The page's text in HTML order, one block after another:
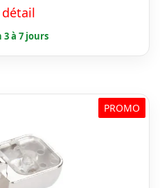
initial
était :
€ 66,99.
est :
€ 52,75.
PROMO